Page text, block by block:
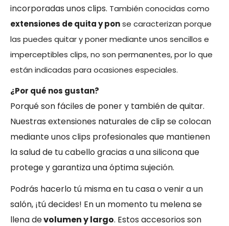
incorporadas unos clips. También conocidas como
extensiones de quita y ponse caracterizan porque
las puedes quitar y poner mediante unos sencillos e
imperceptibles clips, no son permanentes, por lo que
están indicadas para ocasiones especiales.
¿Por qué nos gustan?
Porqué son fáciles de poner y también de quitar.
Nuestras extensiones naturales de clip se colocan
mediante unos clips profesionales que mantienen
la salud de tu cabello gracias a una silicona que
protege y garantiza una óptima sujeción.
Podrás hacerlo tú misma en tu casa o venir a un
salón, ¡tú decides! En un momento tu melena se
llena devolumen y largo. Estos accesorios son